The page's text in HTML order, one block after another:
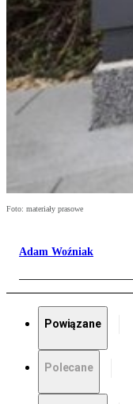
Foto: materiały prasowe
Adam Woźniak
Powiązane
Polecane